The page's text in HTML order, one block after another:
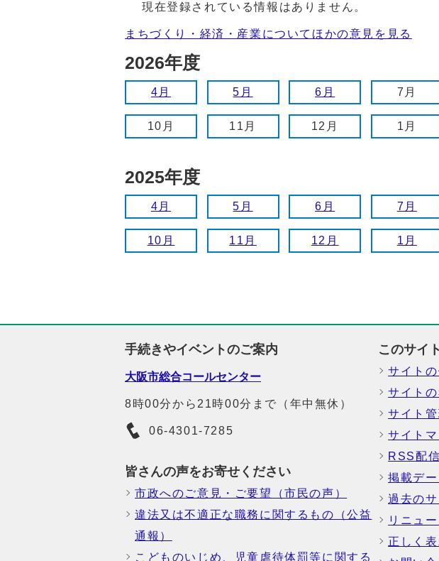
現在登録されている情報はありません。
まちづくり・経済・産業についてほかの意見を見る
2026年度
4月 5月 6月 7月
10月 11月 12月 1月
2025年度
4月 5月 6月 7月
10月 11月 12月 1月
手続きやイベントのご案内
大阪市総合コールセンター
8時00分から21時00分まで（年中無休）
06-4301-7285
皆さんの声をお寄せください
市政へのご意見・ご要望（市民の声）
違法又は不適正な職務に関するもの（公益
通報）
こどものいじめ、児童虐待体罰等に関する
このサイ
サイト
サイト
サイト
サイト
RSS配信
掲載デー
過去のサ
リニュ
正しく